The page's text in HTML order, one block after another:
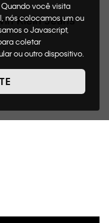
Quando você visita
nós colocamos um ou
o Javascript,
coletar
ou outro dispositivo.
usaremos e quais
os dados
visita nosso site,
do site, incluindo,
o nosso aviso de
Klein Jeans